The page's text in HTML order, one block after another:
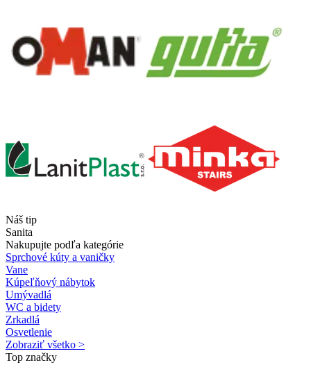
Náš tip
Sanita
Nakupujte podľa kategórie
Sprchové kúty a vaničky
Vane
Kúpeľňový nábytok
Umývadlá
WC a bidety
Zrkadlá
Osvetlenie
Zobraziť všetko >
Top značky